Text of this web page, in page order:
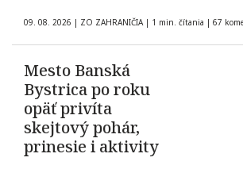
09. 08. 2026 | ZO ZAHRANIČIA | 1 min. čítania | 67
Mesto Banská
Bystrica po roku
opäť privíta
skejtový pohár,
prinesie i aktivity